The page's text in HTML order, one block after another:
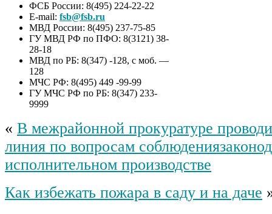
ФСБ России: 8(495) 224-22-22
E-mail: fsb@fsb.ru
МВД России: 8(495) 237-75-85
ГУ МВД РФ по ПФО: 8(3121) 38-
28-18
МВД по РБ: 8(347) -128, с моб. —
128
МЧС РФ: 8(495) 449 -99-99
ГУ МЧС РФ по РБ: 8(347) 233-
9999
« В межрайонной прокуратуре
линия по вопросам
исполнительном производстве
Как избежать пожара в саду и на даче